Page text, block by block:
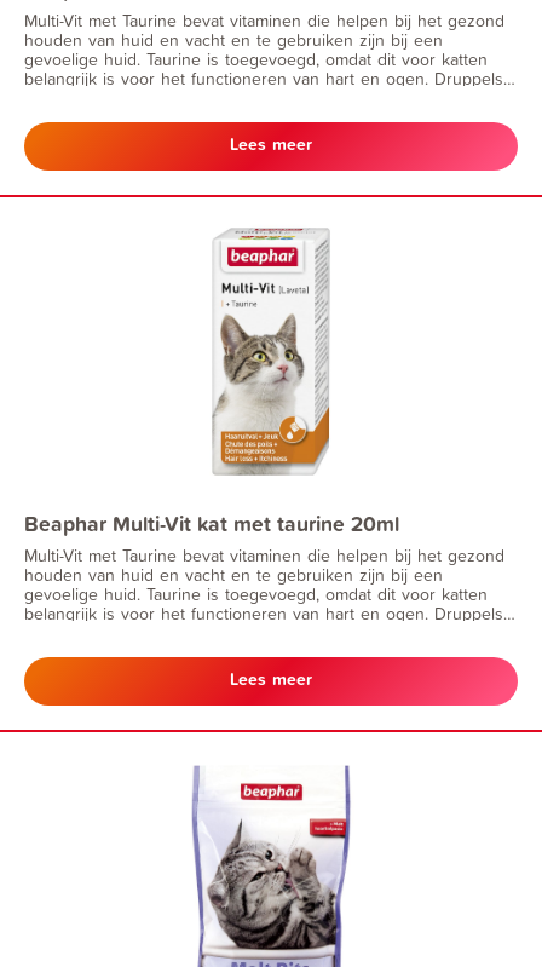
Multi-Vit met Taurine bevat vitaminen die helpen bij het gezond
houden van huid en vacht en te gebruiken zijn bij een
gevoelige huid. Taurine is toegevoegd, omdat dit voor katten
belangrijk is voor het functioneren van hart en ogen. Druppels
Lees meer
Beaphar Multi-Vit kat met taurine 20ml
Multi-Vit met Taurine bevat vitaminen die helpen bij het gezond
houden van huid en vacht en te gebruiken zijn bij een
gevoelige huid. Taurine is toegevoegd, omdat dit voor katten
belangrijk is voor het functioneren van hart en ogen. Druppels
Lees meer